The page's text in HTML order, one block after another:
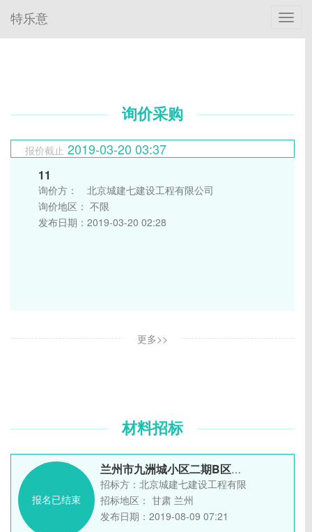
特乐意
询价采购
报价截止 2019-03-20 03:37
11
询价方：
北京城建七建设工程有限公司
询价地区： 不限
发布日期： 2019-03-20 02:28
更多>>
材料招标
报名已结束
兰州市九洲城小区二期B区工程 需用 多层板、方木招标
招标方：北京城建七建设工程有限公司
招标地区： 甘肃 兰州
发布日期：2019-08-09 07:21